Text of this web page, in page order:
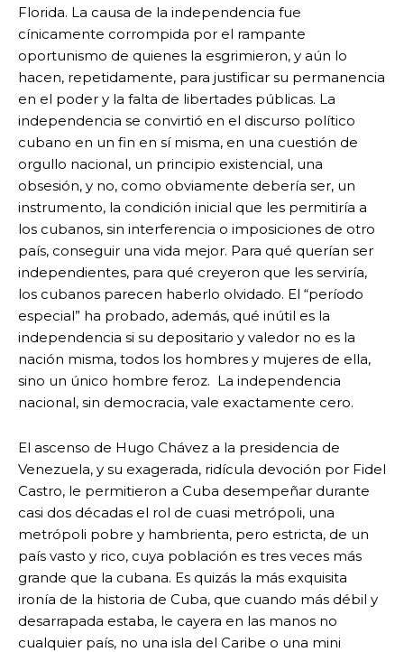
Florida. La causa de la independencia fue
cínicamente corrompida por el rampante
oportunismo de quienes la esgrimieron, y aún lo
hacen, repetidamente, para justificar su permanencia
en el poder y la falta de libertades públicas. La
independencia se convirtió en el discurso político
cubano en un fin en sí misma, en una cuestión de
orgullo nacional, un principio existencial, una
obsesión, y no, como obviamente debería ser, un
instrumento, la condición inicial que les permitiría a
los cubanos, sin interferencia o imposiciones de otro
país, conseguir una vida mejor. Para qué querían ser
independientes, para qué creyeron que les serviría,
los cubanos parecen haberlo olvidado. El “período
especial” ha probado, además, qué inútil es la
independencia si su depositario y valedor no es la
nación misma, todos los hombres y mujeres de ella,
sino un único hombre feroz. La independencia
nacional, sin democracia, vale exactamente cero.
El ascenso de Hugo Chávez a la presidencia de
Venezuela, y su exagerada, ridícula devoción por Fidel
Castro, le permitieron a Cuba desempeñar durante
casi dos décadas el rol de cuasi metrópoli, una
metrópoli pobre y hambrienta, pero estricta, de un
país vasto y rico, cuya población es tres veces más
grande que la cubana. Es quizás la más exquisita
ironía de la historia de Cuba, que cuando más débil y
desarrapada estaba, le cayera en las manos no
cualquier país, no una isla del Caribe o una mini